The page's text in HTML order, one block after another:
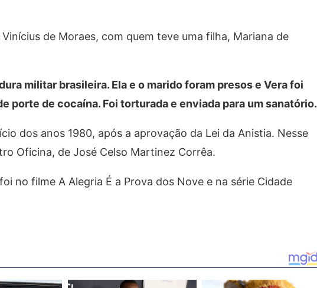
de Moraes, com quem teve uma filha, Mariana de
militar brasileira. Ela e o marido foram presos e Vera foi
porte de cocaína. Foi torturada e enviada para um sanatório.
dos anos 1980, após a aprovação da Lei da Anistia. Nesse
Oficina, de José Celso Martinez Corrêa.
no filme A Alegria É a Prova dos Nove e na série Cidade